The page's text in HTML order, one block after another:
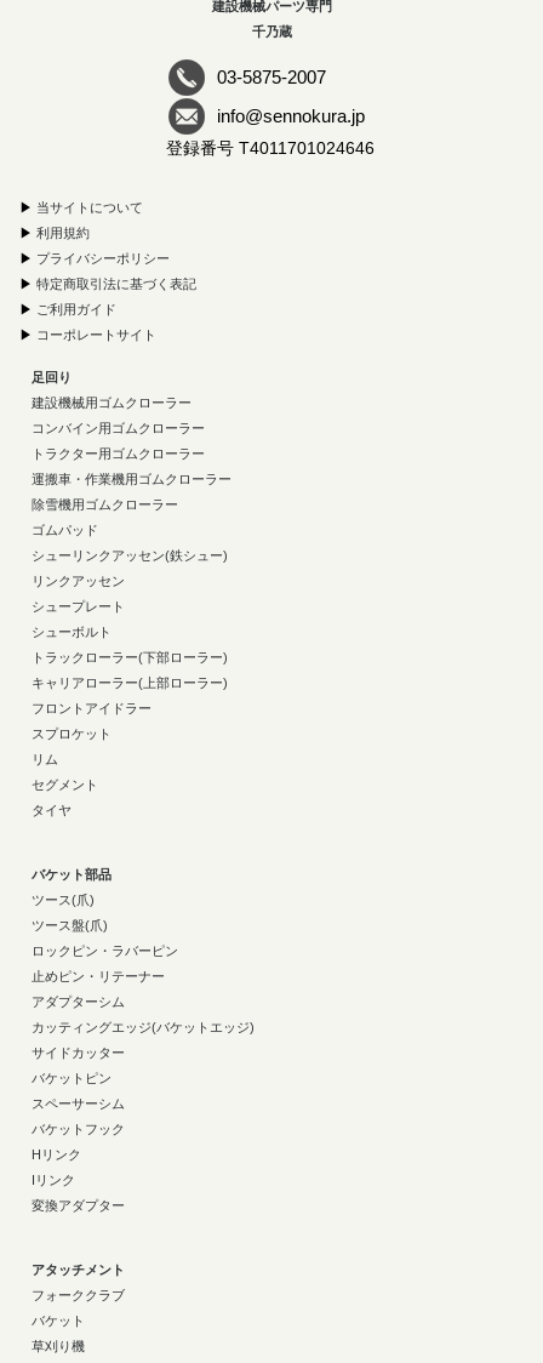
建設機械パーツ専門
千乃蔵
03-5875-2007
info@sennokura.jp
登録番号 T4011701024646
▶ 当サイトについて
▶ 利用規約
▶ プライバシーポリシー
▶ 特定商取引法に基づく表記
▶ ご利用ガイド
▶ コーポレートサイト
足回り
建設機械用ゴムクローラー
コンバイン用ゴムクローラー
トラクター用ゴムクローラー
運搬車・作業機用ゴムクローラー
除雪機用ゴムクローラー
ゴムパッド
シューリンクアッセン(鉄シュー)
リンクアッセン
シュープレート
シューボルト
トラックローラー(下部ローラー)
キャリアローラー(上部ローラー)
フロントアイドラー
スプロケット
リム
セグメント
タイヤ
バケット部品
ツース(爪)
ツース盤(爪)
ロックピン・ラバーピン
止めピン・リテーナー
アダプターシム
カッティングエッジ(バケットエッジ)
サイドカッター
バケットピン
スペーサーシム
バケットフック
Hリンク
Iリンク
変換アダプター
アタッチメント
フォーククラブ
バケット
草刈り機